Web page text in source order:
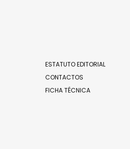
ESTATUTO EDITORIAL
CONTACTOS
FICHA TÉCNICA